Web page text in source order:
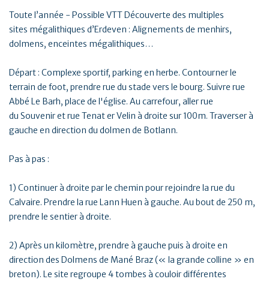
Toute l’année - Possible VTT Découverte des multiples
sites mégalithiques d’Erdeven : Alignements de menhirs,
dolmens, enceintes mégalithiques…
Départ : Complexe sportif, parking en herbe. Contourner le
terrain de foot, prendre rue du stade vers le bourg. Suivre rue
Abbé Le Barh, place de l'église. Au carrefour, aller rue
du Souvenir et rue Tenat er Velin à droite sur 100m. Traverser à
gauche en direction du dolmen de Botlann.
Pas à pas :
1) Continuer à droite par le chemin pour rejoindre la rue du
Calvaire. Prendre la rue Lann Huen à gauche. Au bout de 250 m,
prendre le sentier à droite.
2) Après un kilomètre, prendre à gauche puis à droite en
direction des Dolmens de Mané Braz (« la grande colline » en
breton). Le site regroupe 4 tombes à couloir différentes